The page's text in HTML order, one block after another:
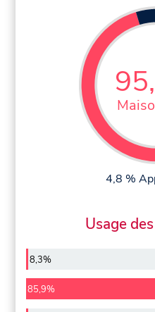
4,8 %
Usage
8,3%
85,9%